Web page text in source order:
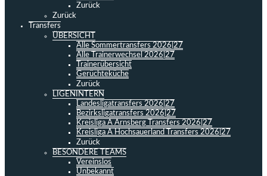
Zurück
Zurück
Transfers
ÜBERSICHT
Alle Sommertransfers 2026|27
Alle Trainerwechsel 2026|27
Trainerübersicht
Gerüchteküche
Zurück
LIGENINTERN
Landesligatransfers 2026|27
Bezirksligatransfers 2026|27
Kreisliga A Arnsberg Transfers 2026|27
Kreisliga A Hochsauerland Transfers 2026|27
Zurück
BESONDERE TEAMS
Vereinslos
Unbekannt